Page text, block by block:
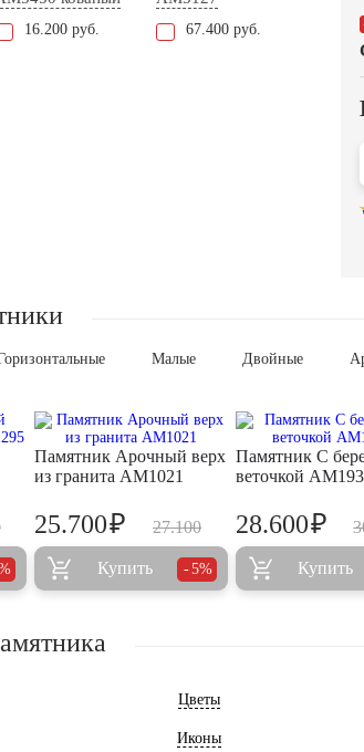
16.200 руб. 67.400 руб.
Малые Двойные
Памятник Арочный верх
из гранита AM1021
27.100
25.700₽
Купить 5%
Памятник С
веточкой
28.600₽
Купить
Цветы
Иконы